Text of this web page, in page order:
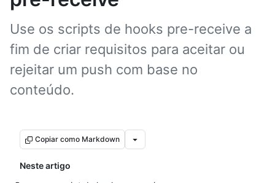
Use os scripts de hooks pre-receive a
fim de criar requisitos para aceitar ou
rejeitar um push com base no
conteúdo.
Copiar como Markdown
Neste artigo